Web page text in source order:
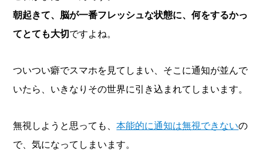
朝起きて、脳が一番フレッシュな状態に、何をするかっ
てとても大切ですよね。
ついつい癖でスマホを見てしまい、そこに通知が並んで
いたら、いきなりその世界に引き込まれてしまいます。
無視しようと思っても、本能的に通知は無視できないの
で、気になってしまいます。